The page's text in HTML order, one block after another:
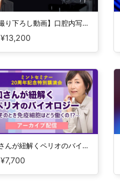
【撮り下ろし動画】口腔内写真撮影セミナー
¥13,200
和さんが紐解くペリオのバイオロジー〜そのとき免疫細胞はどう働くの!?〜
¥7,700